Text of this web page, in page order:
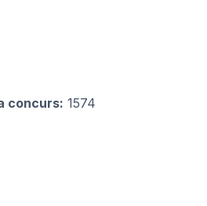
concurs: 1574